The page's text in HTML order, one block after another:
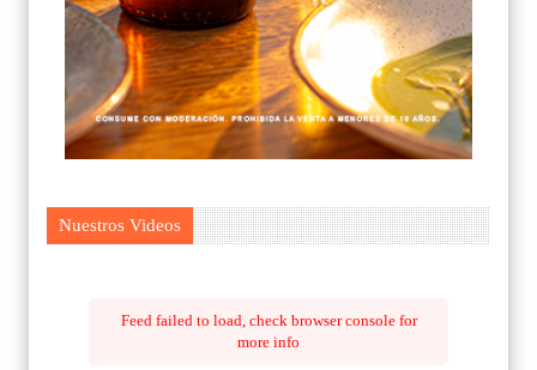
Nuestros Videos
Feed failed to load, check browser console for
more info